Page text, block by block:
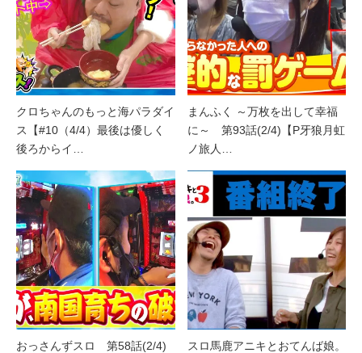
クロちゃんのもっと海パラダイ
ス【#10（4/4）最後は優しく
後ろからイ…
まんふく ～万枚を出して幸福
に～ 第93話(2/4)【P牙狼月虹
ノ旅人…
おっさんずスロ 第58話(2/4)
スロ馬鹿アニキとおてんば娘。